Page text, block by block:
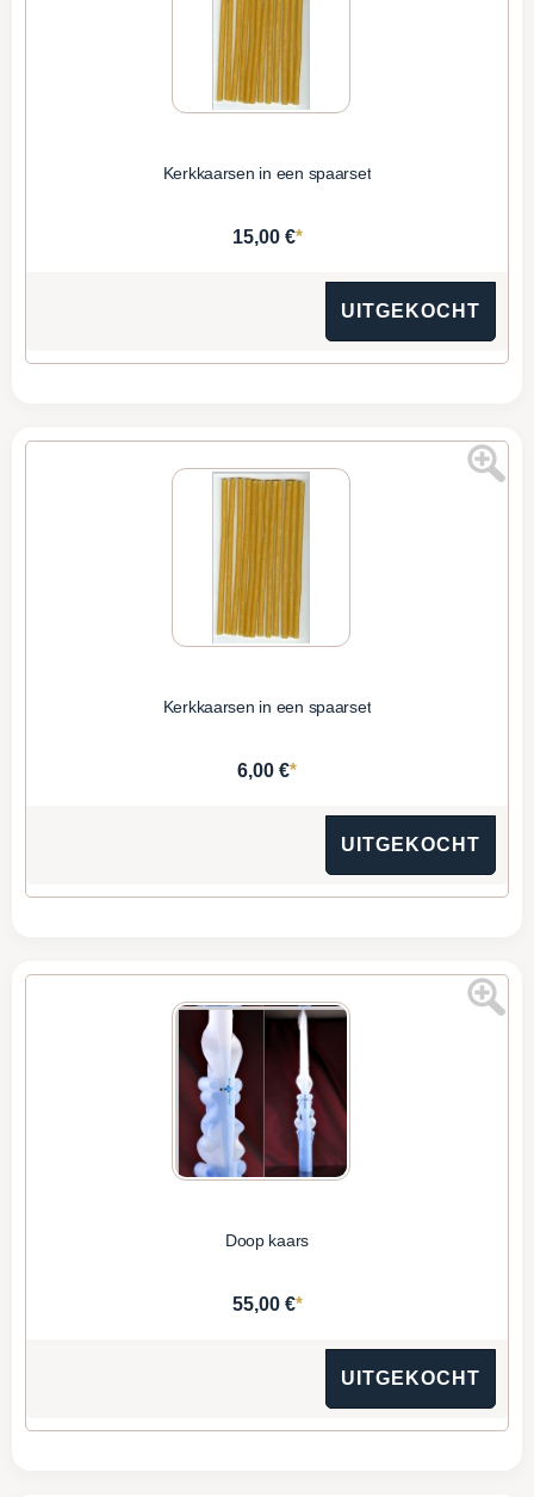
Kerkkaarsen in een spaarset
15,00 €*
UITGEKOCHT
Kerkkaarsen in een spaarset
6,00 €*
UITGEKOCHT
Doop kaars
55,00 €*
UITGEKOCHT